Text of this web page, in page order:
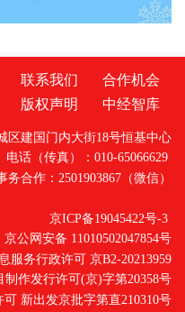
过实地调研、市场分析和效
联系我们
合作机会
版权声明 中经智库
区建国门内大街18号恒基中心
电话（传真）：010-65066629
务合作：2501903867（微信）
京ICP备19045422号-3
京公网安备 11010502047854号
服务行政许可 京B2-20213959
制作发行许可(京)字第20358号
可 新出发京批字第直210310号